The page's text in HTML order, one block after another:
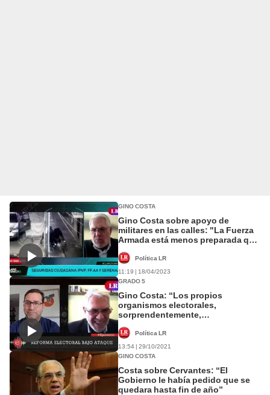
GINO COSTA
Gino Costa sobre apoyo de
militares en las calles: "La Fuerza
Armada está menos preparada que
Política LR
11:19 | 18/04/2023
GRADO 5
Gino Costa: “Los propios
organismos electorales,
sorprendentemente,
primarias”
Política LR
13:54 | 29/10/2021
GINO COSTA
Costa sobre Cervantes: “El
Gobierno le había pedido que se
quedara hasta fin de año”